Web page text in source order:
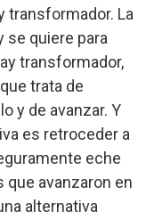
transformador. La
se quiere para
transformador,
trata de
y de avanzar. Y
es retroceder a
eche
que avanzaron en
alternativa